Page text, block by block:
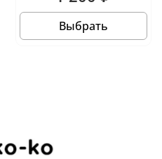
Выбрать